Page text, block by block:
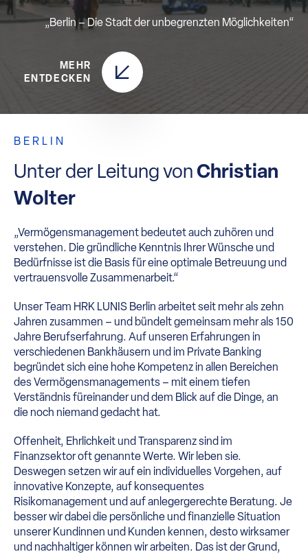
„Berlin – Die Stadt der unbegrenzten Möglichkeiten“
MEHR
ENTDECKEN
BERLIN
Unter der Leitungvon Christian
Wolter
„Vermögensmanagement bedeutet auch zuhören und
verstehen. Die gründliche Kenntnis Ihrer Wünsche und
Bedürfnisse ist die Basis für eine optimale Betreuung und
vertrauensvolle Zusammenarbeit.“
Unser Team HRK LUNIS Berlin arbeitet seit mehr als zehn
Jahren zusammen – und bündelt gemeinsam mehr als 150
Jahre Berufserfahrung. Auf unseren Erfahrungen in
verschiedenen Bankhäusern und im Private Banking
begründet sich eine hohe Kompetenz in allen Bereichen
des Vermögensmanagements – mit einem tiefen
Verständnis füreinander und dem Blick auf die Dinge, an
die noch niemand gedacht hat.
Offenheit, Ehrlichkeit und Transparenz sind im
Finanzsektor oft genannte Werte. Wir leben sie.
Deswegen setzen wir auf ein individuelles Vorgehen, auf
innovative Konzepte, auf konsequentes
Risikomanagement und auf anlegergerechte Beratung. Je
besser wir dabei die persönliche und finanzielle Situation
unserer Kundinnen und Kunden kennen, desto wirksamer
und nachhaltiger können wir arbeiten. Das ist der Grund,